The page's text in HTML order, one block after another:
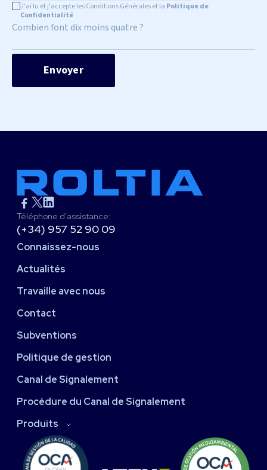
J'ai lu et j'accepte les Conditions Générales et la Politique de
Confidentialité
Combien font dix moins quatre ?
Téléphone d'assistance:
(+34) 957 52 90 09
Connaissez-nous
Actualités
Travaille avec nous
Contact
Subventions
Politique de gestion
Canal de Signalement
Procédure du Canal de Signalement
Produits